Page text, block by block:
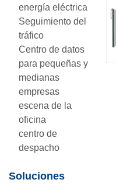
energía eléctrica
Seguimiento del
tráfico
Centro de datos
para pequeñas y
medianas
empresas
escena de la
oficina
centro de
despacho
Soluciones